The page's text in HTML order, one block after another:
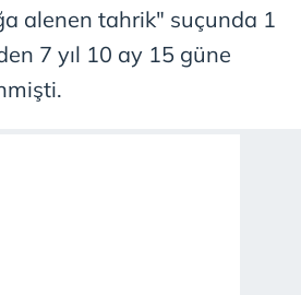
alenen tahrik" suçunda 1
7 yıl 10 ay 15 güne